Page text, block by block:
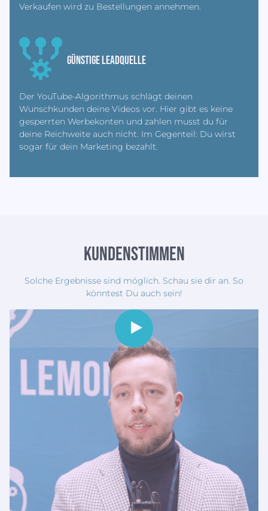
Verkaufen wird zu Bestellungen annehmen.
Günstige LEadquelle
Der YouTube-Algorithmus schlägt deinen
Wunschkunden deine Videos vor. Hier gibt es keine
gesperrten Werbekonten und zahlen musst du für
deine Reichweite auch nicht. Im Gegenteil: Du wirst
sogar für dein Marketing bezahlt.
Kundenstimmen
Solche Ergebnisse sind möglich. Schau sie dir an. So
könntest Du auch sein!